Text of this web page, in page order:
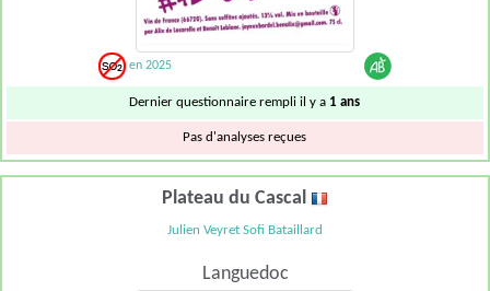
en 2025
Dernier questionnaire rempli il y a 1 ans
Pas d'analyses reçues
Plateau du Cascal
Julien Veyret Sofi Bataillard
Languedoc